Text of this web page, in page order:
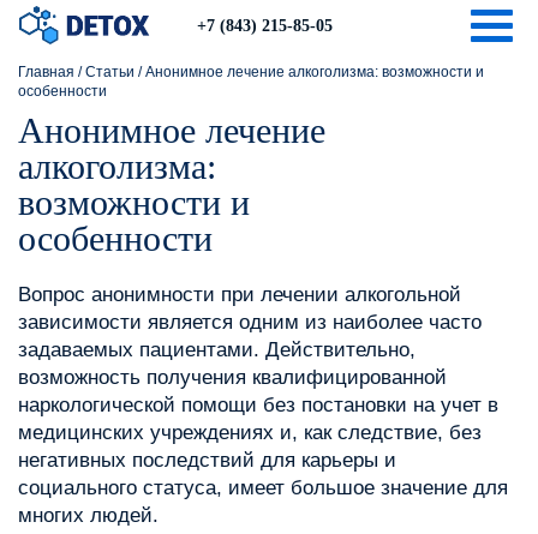
+7 (843) 215-85-05
Главная /Статьи /Анонимное лечение алкоголизма: возможности и
особенности
Анонимное лечение
алкоголизма:
возможности и
особенности
Вопрос анонимности при лечении алкогольной
зависимости является одним из наиболее часто
задаваемых пациентами. Действительно,
возможность получения квалифицированной
наркологической помощи без постановки на учет в
медицинских учреждениях и, как следствие, без
негативных последствий для карьеры и
социального статуса, имеет большое значение для
многих людей.